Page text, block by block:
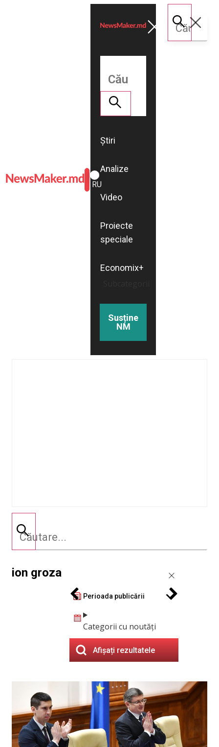
ROMÂNĂ
RU
Știri
Analize
Video
Proiecte
speciale
Economix+
Susține
NM
ion groza
Perioada publicării
Categorii cu noutăți
Afișați rezultatele